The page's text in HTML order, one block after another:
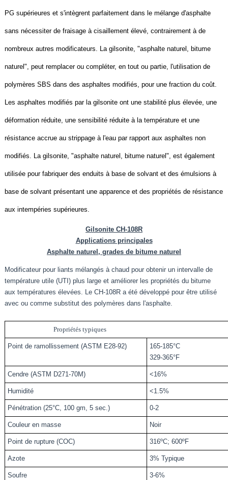
PG supérieures et s'intègrent parfaitement dans le mélange d'asphalte
sans nécessiter de fraisage à cisaillement élevé, contrairement à de
nombreux autres modificateurs. La gilsonite, "asphalte naturel, bitume
naturel", peut remplacer ou compléter, en tout ou partie, l'utilisation de
polymères SBS dans des asphaltes modifiés, pour une fraction du coût.
Les asphaltes modifiés par la gilsonite ont une stabilité plus élevée, une
déformation réduite, une sensibilité réduite à la température et une
résistance accrue au strippage à l'eau par rapport aux asphaltes non
modifiés. La gilsonite, "asphalte naturel, bitume naturel", est également
utilisée pour fabriquer des enduits à base de solvant et des émulsions à
base de solvant présentant une apparence et des propriétés de résistance
aux intempéries supérieures.
Gilsonite CH-108R
Applications principales
Asphalte naturel, grades de bitume naturel
Modificateur pour liants mélangés à chaud pour obtenir un intervalle de
température utile (UTI) plus large et améliorer les propriétés du bitume
aux températures élevées. Le CH-108R a été développé pour être utilisé
avec ou comme substitut des polymères dans l'asphalte.
Propriétés typiques
Point de ramollissement (ASTM E28-92)
165-185°C
329-365°F
Cendre (ASTM D271-70M) <16%
Humidité <1.5%
Pénétration (25°C, 100 gm, 5 sec.) 0-2
Couleur en masse Noir
Point de rupture (COC) 316ºC; 600ºF
Azote 3% Typique
Soufre 3-6%